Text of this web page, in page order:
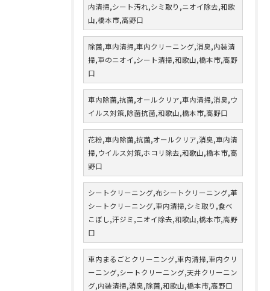
内清掃,シート汚れ,シミ取り,ニオイ除去,和歌
山,橋本市,高野口
除菌,車内清掃,車内クリーニング,消臭,内装清
掃,車のニオイ,シート清掃,和歌山,橋本市,高野
口
車内除菌,抗菌,オールクリア,車内清掃,消臭,ウ
イルス対策,除菌抗菌,和歌山,橋本市,高野口
花粉,車内除菌,抗菌,オールクリア,消臭,車内清
掃,ウイルス対策,ホコリ除去,和歌山,橋本市,高
野口
シートクリーニング,布シートクリーニング,革
シートクリーニング,車内清掃,シミ取り,食べ
こぼし,汗ジミ,ニオイ除去,和歌山,橋本市,高野
口
車内まるごとクリーニング,車内清掃,車内クリ
ーニング,シートクリーニング,天井クリーニン
グ,内装清掃,消臭,除菌,和歌山,橋本市,高野口